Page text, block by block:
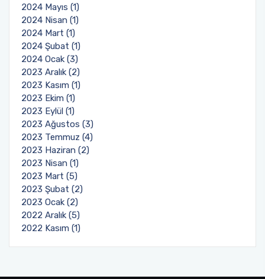
2024 Mayıs (1)
2024 Nisan (1)
2024 Mart (1)
2024 Şubat (1)
2024 Ocak (3)
2023 Aralık (2)
2023 Kasım (1)
2023 Ekim (1)
2023 Eylül (1)
2023 Ağustos (3)
2023 Temmuz (4)
2023 Haziran (2)
2023 Nisan (1)
2023 Mart (5)
2023 Şubat (2)
2023 Ocak (2)
2022 Aralık (5)
2022 Kasım (1)